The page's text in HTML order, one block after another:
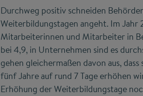
Durchweg positiv schneiden
Weiterbildungstagen angeht. Im Jahr
Mitarbeiterinnen und Mitarbeiter in
bei 4,9, in Unternehmen sind es
gehen gleichermaßen davon aus,
fünf Jahre auf rund 7 Tage erhöhen
Erhöhung der Weiterbildungstage